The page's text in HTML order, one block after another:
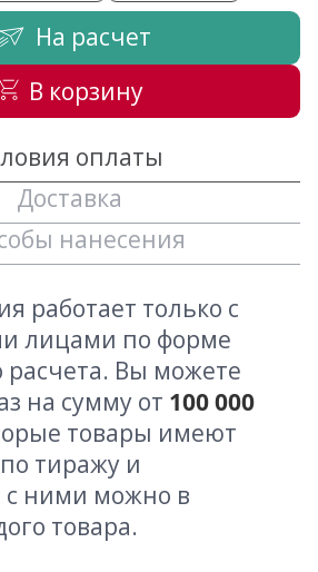
На расчет
В корзину
оплаты
Доставка
нанесения
работает только с
лицами по форме
расчета. Вы можете
на сумму от 100 000
товары имеют
тиражу и
с ними можно в
товара.